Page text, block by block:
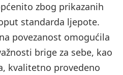
zbog prikazanih
standarda ljepote.
povezanost omogućila
brige za sebe, kao
kvalitetno provedeno